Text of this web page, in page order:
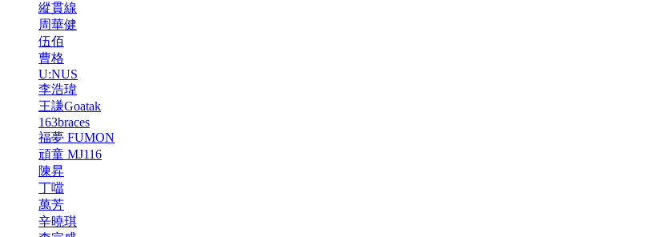
縱貫線
周華健
伍佰
曹格
U:NUS
李浩瑋
王謙Goatak
163braces
福夢 FUMON
頑童 MJ116
陳昇
丁噹
萬芳
辛曉琪